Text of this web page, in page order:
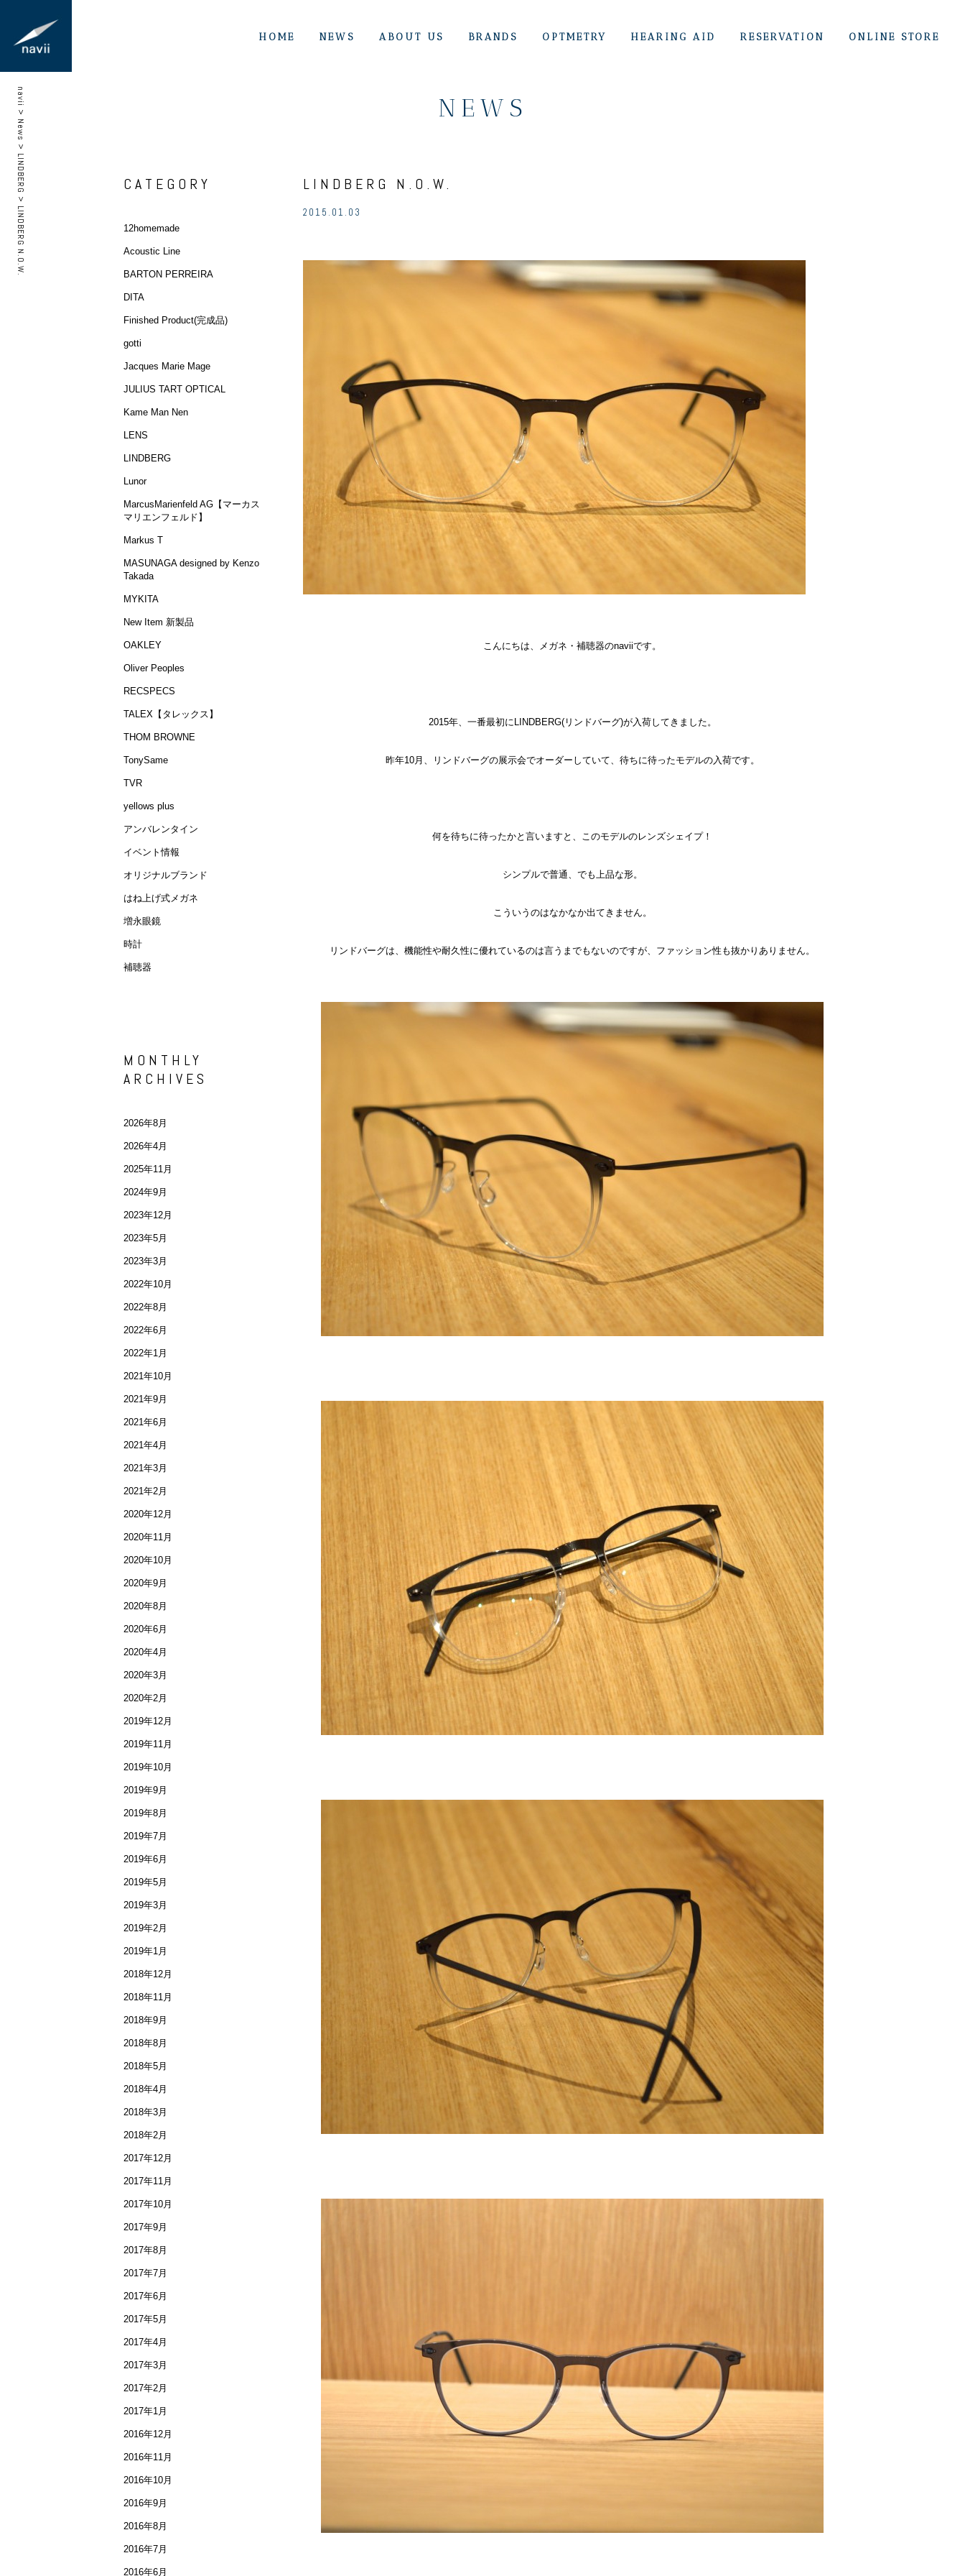
HOME NEWS ABOUT US BRANDS OPTMETRY HEARING AID RESERVATION ONLINE STORE
navii
>
News
>
LINDBERG
>
LINDBERG N.O.W.
NEWS
LINDBERG N.O.W.
2015.01.03
こんにちは、メガネ・補聴器のnaviiです。
2015年、一番最初にLINDBERG(リンドバーグ)が入荷してきました。
昨年10月、リンドバーグの展示会でオーダーしていて、待ちに待ったモデルの入荷です。
何を待ちに待ったかと言いますと、このモデルのレンズシェイプ！
シンプルで普通、でも上品な形。
こういうのはなかなか出てきません。
リンドバーグは、機能性や耐久性に優れているのは言うまでもないのですが、ファッション性も抜かりありません。
CATEGORY
12homemade
Acoustic Line
BARTON PERREIRA
DITA
Finished Product(完成品)
gotti
Jacques Marie Mage
JULIUS TART OPTICAL
Kame Man Nen
LENS
LINDBERG
Lunor
MarcusMarienfeld AG【マーカス
マリエンフェルド】
Markus T
MASUNAGA designed by Kenzo
Takada
MYKITA
New Item 新製品
OAKLEY
Oliver Peoples
RECSPECS
TALEX【タレックス】
THOM BROWNE
TonySame
TVR
yellows plus
アンバレンタイン
イベント情報
オリジナルブランド
はね上げ式メガネ
増永眼鏡
時計
補聴器
MONTHLY
ARCHIVES
2026年8月
2026年4月
2025年11月
2024年9月
2023年12月
2023年5月
2023年3月
2022年10月
2022年8月
2022年6月
2022年1月
2021年10月
2021年9月
2021年6月
2021年4月
2021年3月
2021年2月
2020年12月
2020年11月
2020年10月
2020年9月
2020年8月
2020年6月
2020年4月
2020年3月
2020年2月
2019年12月
2019年11月
2019年10月
2019年9月
2019年8月
2019年7月
2019年6月
2019年5月
2019年3月
2019年2月
2019年1月
2018年12月
2018年11月
2018年9月
2018年8月
2018年5月
2018年4月
2018年3月
2018年2月
2017年12月
2017年11月
2017年10月
2017年9月
2017年8月
2017年7月
2017年6月
2017年5月
2017年4月
2017年3月
2017年2月
2017年1月
2016年12月
2016年11月
2016年10月
2016年9月
2016年8月
2016年7月
2016年6月